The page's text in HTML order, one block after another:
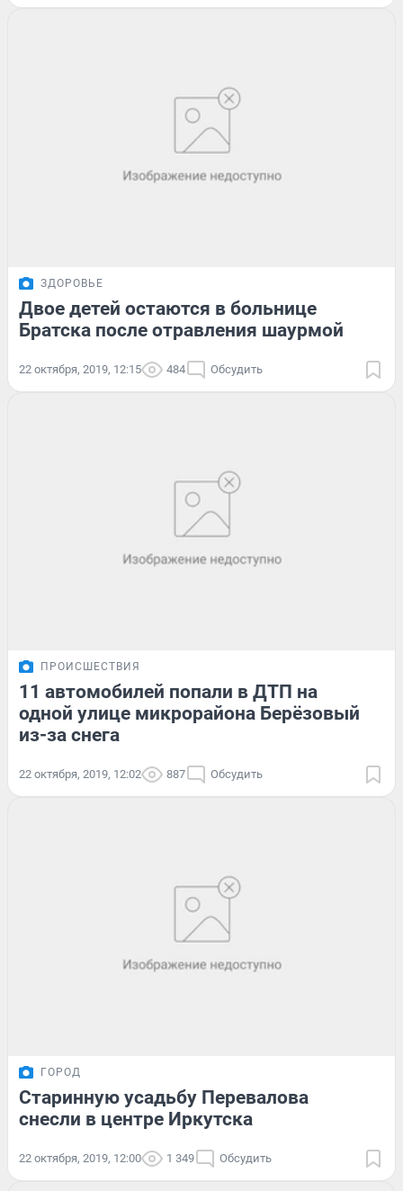
ЗДОРОВЬЕ
Двое детей остаются в больнице
Братска после отравления шаурмой
22 октября, 2019, 12:15 484 Обсудить
ПРОИСШЕСТВИЯ
11 автомобилей попали в ДТП на
одной улице микрорайона Берёзовый
из-за снега
22 октября, 2019, 12:02 887 Обсудить
ГОРОД
Старинную усадьбу Перевалова
снесли в центре Иркутска
22 октября, 2019, 12:00 1 349 Обсудить